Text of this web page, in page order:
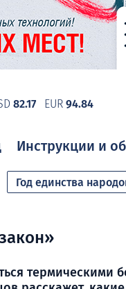
82.17 EUR 94.84
Инструкции и
Год единства
термическими